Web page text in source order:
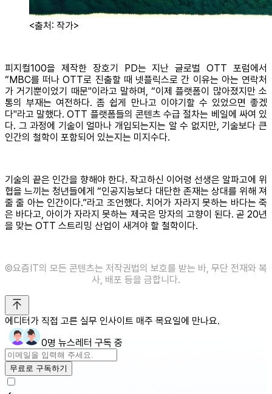
<출처: 작가>
피지컬100을 제작한 장호기 PD는 지난 글로벌 OTT 포럼에서
“MBC를 떠나 OTT로 진출할 때 넷플릭스로 간 이유는 아는 연락처
가 거기뿐이었기 때문"이라고 말하며, “이제 플랫폼이 많아졌지만 소
통의 부재는 여전하다. 좀 쉽게 만나고 이야기할 수 있었으면 좋겠
다"라고 말했다. OTT 플랫폼들의 콘텐츠 수급 절차는 베일에 싸여 있
다. 그 과정에 기술이 얼마나 개입되는지는 알 수 없지만, 기술보다 큰
인간의 철학이 포함되어 있는지는 미지수다.
기술의 끝은 인간을 향해야 한다. 작고하신 이어령 선생은 알파고에 위
협을 느끼는 청년들에게 “인공지능보다 대단한 존재는 상대를 위해 져
줄 줄 아는 인간이다.”라고 조언했다. 치어가 자라지 못하는 바다는 죽
은 바다고, 아이가 자라지 못하는 제국은 망자의 고향이 된다. 곧 20년
을 맞는 OTT 스트리밍 산업이 새겨야 할 철학이다.
©️요즘IT의 모든 콘텐츠는 저작권법의 보호를 받는 바, 무단 전재와 복
사, 배포 등을 금합니다.
에디터가 직접 고른 실무 인사이트 매주 목요일에 만나요.
0명 뉴스레터 구독 중
무료로 구독하기